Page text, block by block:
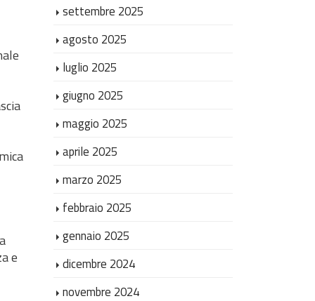
e
settembre 2025
agosto 2025
luglio 2025
giugno 2025
maggio 2025
aprile 2025
marzo 2025
febbraio 2025
gennaio 2025
dicembre 2024
novembre 2024